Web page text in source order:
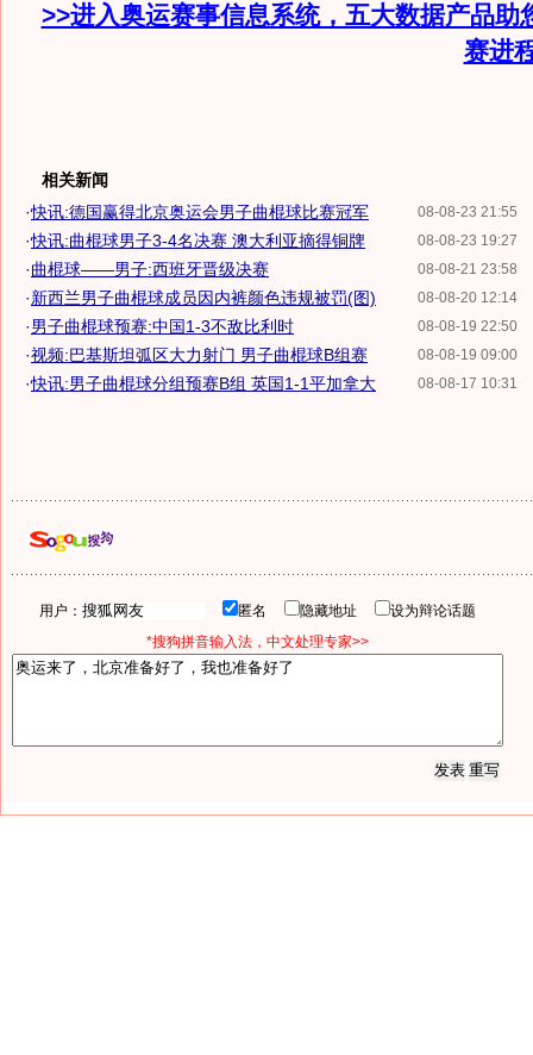
>>进入奥运赛事信息系统，五大数据产品助
赛进
相关新闻
08-08-23 21:55
·快讯:德国赢得北京奥运会男子曲棍球比赛冠军
08-08-23 19:27
·快讯:曲棍球男子3-4名决赛 澳大利亚摘得铜牌
08-08-21 23:58
·曲棍球——男子:西班牙晋级决赛
08-08-20 12:14
·新西兰男子曲棍球成员因内裤颜色违规被罚(图)
08-08-19 22:50
·男子曲棍球预赛:中国1-3不敌比利时
08-08-19 09:00
·视频:巴基斯坦弧区大力射门 男子曲棍球B组赛
08-08-17 10:31
·快讯:男子曲棍球分组预赛B组 英国1-1平加拿大
用户： 匿名 隐藏地址
设为辩论话题
*搜狗拼音输入法，中文处理专家>>